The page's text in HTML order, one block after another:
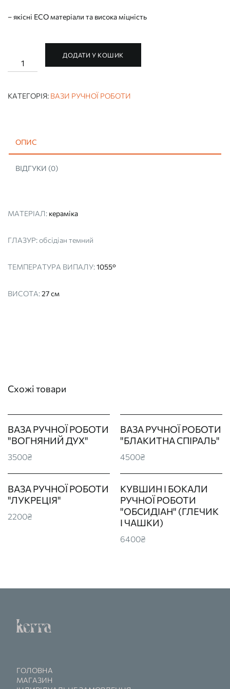
– якісні ECO матеріали та висока міцність
ВАЗА
РУЧНОЇ
МАСОК"
ДОДАТИ У КОШИК
КАТЕГОРІЯ: ВАЗИ РУЧНОЇ РОБОТИ
ОПИС
ВІДГУКИ (0)
МАТЕРІАЛ: кераміка
ГЛАЗУР:обcідіан темний
ТЕМПЕРАТУРА ВИПАЛУ:1055°
ВИСОТА:27 см
Схожі товари
ВАЗА РУЧНОЇ РОБОТИ
"ВОГНЯНИЙ ДУХ"
3500₴
ВАЗА РУЧНОЇ РОБОТИ
"БЛАКИТНА СПІРАЛЬ"
4500₴
ВАЗА РУЧНОЇ РОБОТИ
"ЛУКРЕЦІЯ"
2200₴
КУВШИН І БОКАЛИ
РУЧНОЇ РОБОТИ
"ОБСИДІАН" (ГЛЕЧИК
І ЧАШКИ)
6400₴
ГОЛОВНА
МАГАЗИН